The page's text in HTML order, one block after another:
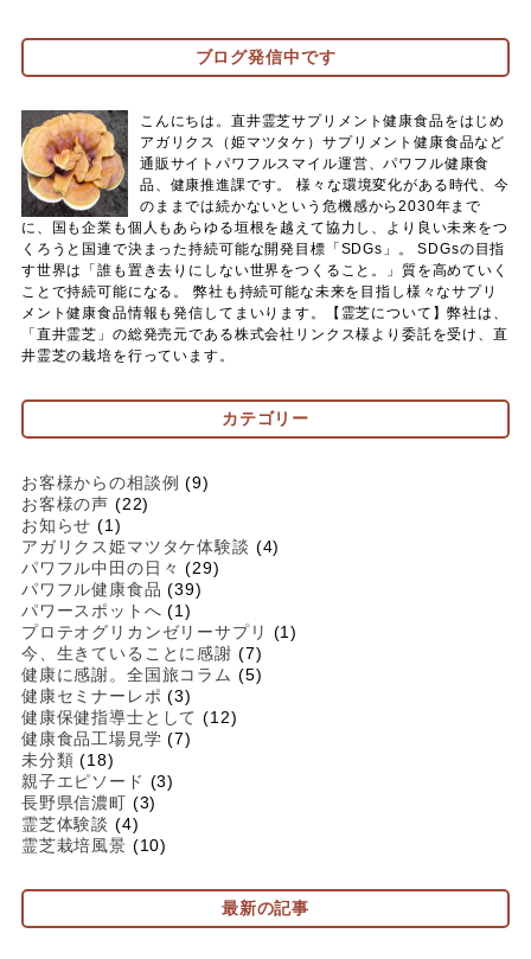
ブログ発信中です
こんにちは。直井霊芝サプリメント健康食品をはじめ
アガリクス（姫マツタケ）サプリメント健康食品など
通販サイトパワフルスマイル運営、パワフル健康食
品、健康推進課です。 様々な環境変化がある時代、今
のままでは続かないという危機感から2030年まで
に、国も企業も個人もあらゆる垣根を越えて協力し、より良い未来をつ
くろうと国連で決まった持続可能な開発目標「SDGs」。 SDGsの目指
す世界は「誰も置き去りにしない世界をつくること。」質を高めていく
ことで持続可能になる。 弊社も持続可能な未来を目指し様々なサプリ
メント健康食品情報も発信してまいります。【霊芝について】弊社は、
「直井霊芝」の総発売元である株式会社リンクス様より委託を受け、直
井霊芝の栽培を行っています。
カテゴリー
お客様からの相談例 (9)
お客様の声 (22)
お知らせ (1)
アガリクス姫マツタケ体験談 (4)
パワフル中田の日々 (29)
パワフル健康食品 (39)
パワースポットへ (1)
プロテオグリカンゼリーサプリ (1)
今、生きていることに感謝 (7)
健康に感謝。全国旅コラム (5)
健康セミナーレポ (3)
健康保健指導士として (12)
健康食品工場見学 (7)
未分類 (18)
親子エピソード (3)
長野県信濃町 (3)
霊芝体験談 (4)
霊芝栽培風景 (10)
最新の記事